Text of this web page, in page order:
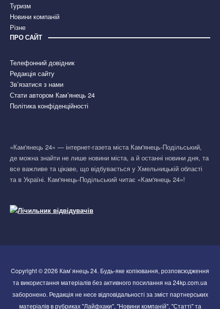
Туризм
Новини компаній
Різне
ПРО САЙТ
Телефонний довідник
Редакція сайту
Зв’язатися з нами
Стати автором Кам’янець 24
Політика конфіденційності
«Кам'янець 24» — інтернет-газета міста Кам'янець-Подільський,
де можна знайти не лише новини міста, а й останні новини дня, та
все важливе та цікаве, що відбувається у Хмельницькій області
та в Україні. Кам'янець-Подільський читає «Кам'янець 24»!
Copyright © 2026 Кам`янець 24. Будь-яке копіювання, розповсюдження
та використання матеріалів без активного посилання на 24kp.com.ua
заборонено. Редакція не несе відповідальності за зміст партнерських
матеріалів в рубриках "Лайфхаки", "Новини компаній", "Статті" та